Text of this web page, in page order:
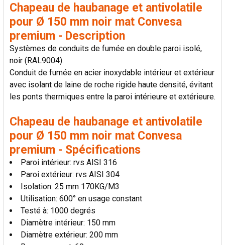
TOUT
SÉLECTIONNER
AJOUTER
LA
SÉLECTION
AU PANIER
Chapeau de haubanage et antivolatile
pour Ø 150 mm noir mat Convesa
premium - Description
Systèmes de conduits de fumée en double paroi isolé,
noir (RAL9004).
Conduit de fumée en acier inoxydable intérieur et extérieur
avec isolant de laine de roche rigide haute densité, évitant
les ponts thermiques entre la paroi intérieure et extérieure.
Chapeau de haubanage et antivolatile
pour Ø 150 mm noir mat Convesa
premium - Spécifications
Paroi intérieur: rvs AISI 316
Paroi extérieur: rvs AISI 304
Isolation: 25 mm 170KG/M3
Utilisation: 600° en usage constant
Testé à: 1000 degrés
Diamètre intérieur: 150 mm
Diamètre extérieur: 200 mm